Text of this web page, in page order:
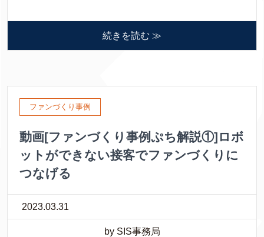
続きを読む ≫
ファンづくり事例
動画[ファンづくり事例ぷち解説①]ロボ
ットができない接客でファンづくりに
つなげる
2023.03.31
by SIS事務局